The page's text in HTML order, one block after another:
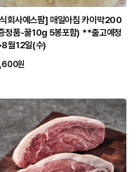
회사예스팜] 매일아침 카이막200
정품-꿀10g 5봉포함) **출고예정
월12일(수)
원